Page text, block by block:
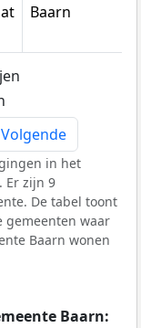
Baarn
Volgende
in het
Er zijn 9
De tabel toont
gemeenten waar
Baarn wonen
Baarn: